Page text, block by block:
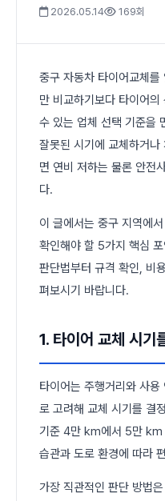
2026.05.14 169회
중구 자동차 타이어교체를
만 비교하기보다 타이어
수 있는 업체 선택 기준을
잘못된 시기에 교체하거
면 연비 저하는 물론 안전
다.
이 글에서는 중구 지역에
확인해야 할 5가지 핵심
판단법부터 규격 확인, 비
펴보시기 바랍니다.
1. 타이어 교체 시기
타이어는 주행거리와 사
로 고려해 교체 시기를 결
기준 4만 km에서 5만 km
습관과 도로 환경에 따라
가장 직관적인 판단 방법